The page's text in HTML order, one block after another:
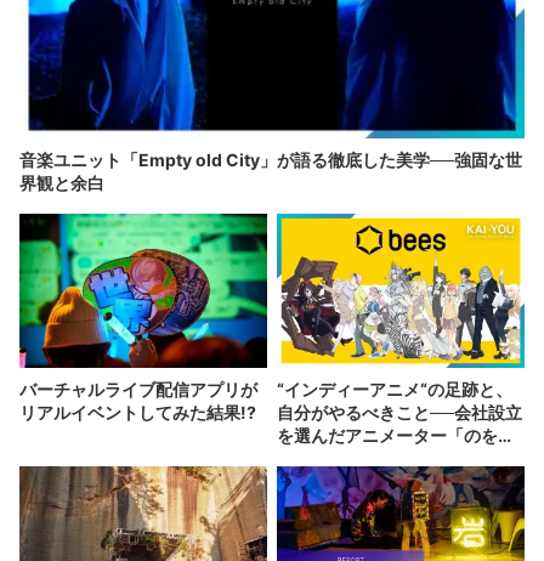
音楽ユニット「Empty old City」が語る徹底した美学──強固な世
界観と余白
バーチャルライブ配信アプリが
リアルイベントしてみた結果!?
“インディーアニメ“の足跡と、
自分がやるべきこと──会社設立
を選んだアニメーター「のを